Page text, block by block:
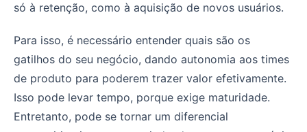
só à retenção, como à aquisição de novos usuários.
Para isso, é necessário entender quais são os
gatilhos do seu negócio, dando autonomia aos times
de produto para poderem trazer valor efetivamente.
Isso pode levar tempo, porque exige maturidade.
Entretanto, pode se tornar um diferencial